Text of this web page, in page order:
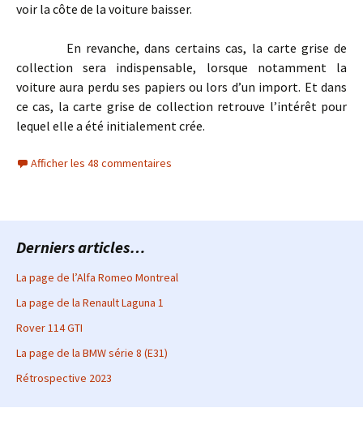
voir la côte de la voiture baisser.
En revanche, dans certains cas, la carte grise de
collection sera indispensable, lorsque notamment la
voiture aura perdu ses papiers ou lors d’un import. Et dans
ce cas, la carte grise de collection retrouve l’intérêt pour
lequel elle a été initialement crée.
Afficher les 48 commentaires
Derniers articles…
La page de l’Alfa Romeo Montreal
La page de la Renault Laguna 1
Rover 114 GTI
La page de la BMW série 8 (E31)
Rétrospective 2023